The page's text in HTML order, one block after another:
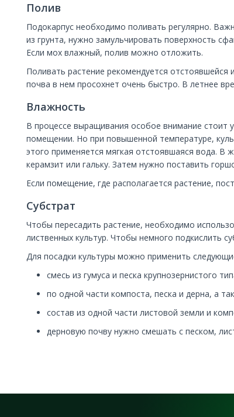
Полив
Подокарпус необходимо поливать регулярно.
из грунта, нужно замульчировать поверхность
Если мох влажный, полив можно отложить.
Поливать растение рекомендуется
почва в нем просохнет очень быстро. В летнее
Влажность
В процессе выращивания особое внимание стоит
помещении. Но при повышенной температуре,
этого применяется мягкая отстоявшаяся вода.
керамзит или гальку. Затем нужно поставить
Если помещение, где располагается растение,
Субстрат
Чтобы пересадить растение, необходимо
лиственных культур. Чтобы немного подкислить
Для посадки культуры можно применить
смесь из гумуса и песка крупнозернистого
по одной части компоста, песка и дерна, а
состав из одной части листовой земли и
дерновую почву нужно смешать с песком,